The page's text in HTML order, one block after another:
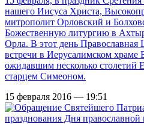
нашего Иисуса Христа,
митрополит Орловский и
Божественную литургию в
Орла. В этот день Православная
встречи в Иерусалимском храме
ожидавшим несколько столетий
старцем Симеоном.
15 февраля 2016 — 19:51